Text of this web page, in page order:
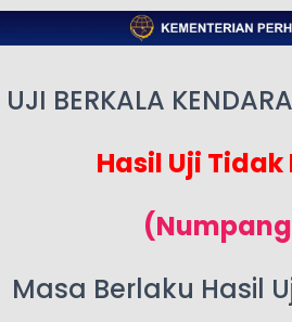
UJI BERKALA
Hasil Uji Tidak
Masa Berlaku Hasil